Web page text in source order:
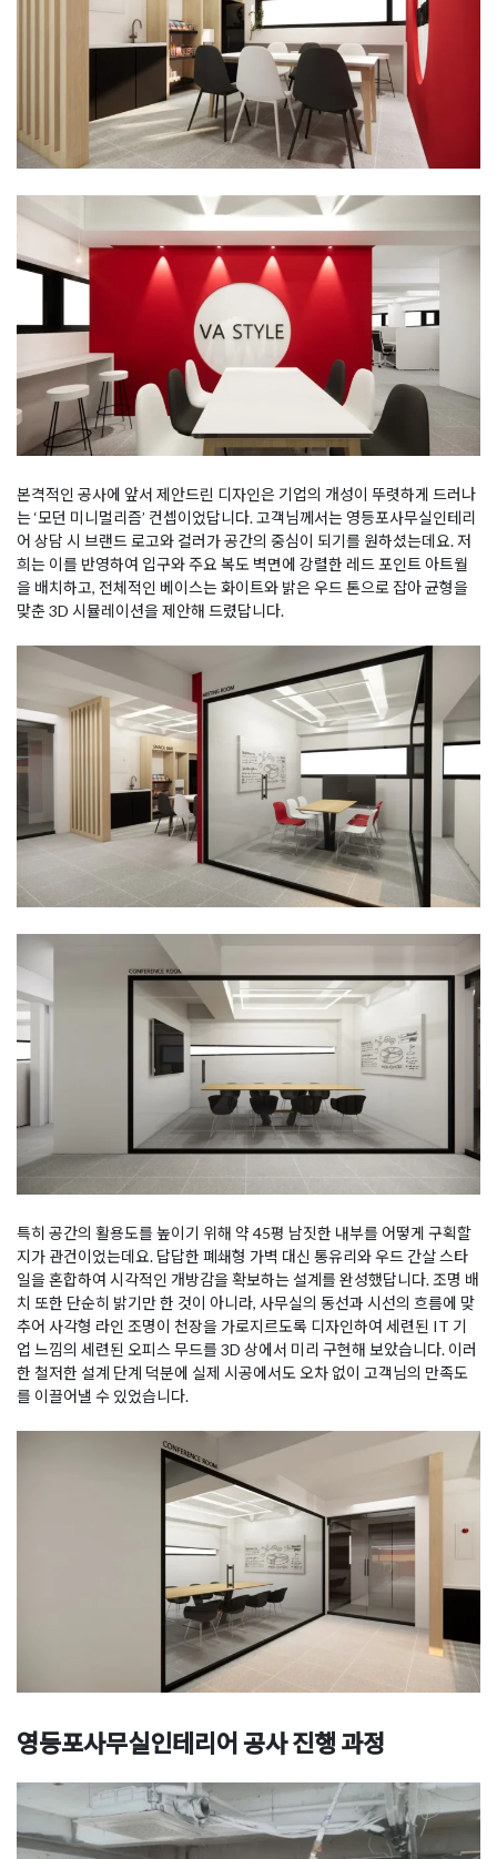
본격적인 공사에 앞서 제안드린 디자인은 기업의 개성이 뚜렷하게 드러나
는 ‘모던 미니멀리즘’ 컨셉이었답니다. 고객님께서는 영등포사무실인테리
어 상담 시 브랜드 로고와 컬러가 공간의 중심이 되기를 원하셨는데요. 저
희는 이를 반영하여 입구와 주요 복도 벽면에 강렬한 레드 포인트 아트월
을 배치하고, 전체적인 베이스는 화이트와 밝은 우드 톤으로 잡아 균형을
맞춘 3D 시뮬레이션을 제안해 드렸답니다.
특히 공간의 활용도를 높이기 위해 약 45평 남짓한 내부를 어떻게 구획할
지가 관건이었는데요. 답답한 폐쇄형 가벽 대신 통유리와 우드 간살 스타
일을 혼합하여 시각적인 개방감을 확보하는 설계를 완성했답니다. 조명 배
치 또한 단순히 밝기만 한 것이 아니라, 사무실의 동선과 시선의 흐름에 맞
추어 사각형 라인 조명이 천장을 가로지르도록 디자인하여 세련된 IT 기
업 느낌의 세련된 오피스 무드를 3D 상에서 미리 구현해 보았습니다. 이러
한 철저한 설계 단계 덕분에 실제 시공에서도 오차 없이 고객님의 만족도
를 이끌어낼 수 있었습니다.
영등포사무실인테리어 공사 진행 과정